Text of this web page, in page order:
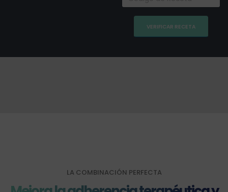
VERIFICAR RECETA
LA COMBINACIÓN PERFECTA